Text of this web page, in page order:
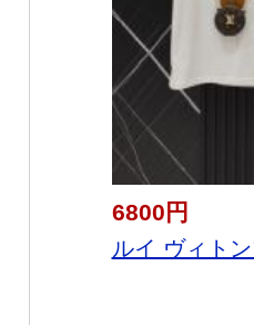
6800円
ルイ ヴィト